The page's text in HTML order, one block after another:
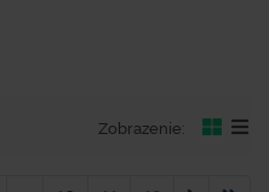
Zobrazenie: